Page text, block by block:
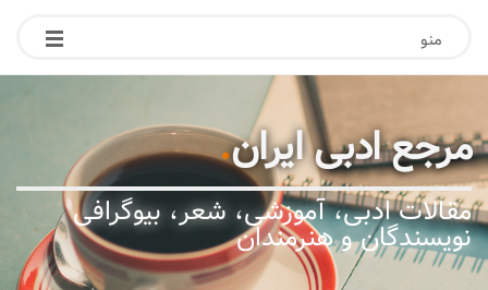
منو
مرجع ادبی ایران.
مقالات ادبی، آموزشی، شعر، بیوگرافی
نویسندگان و هنرمندان